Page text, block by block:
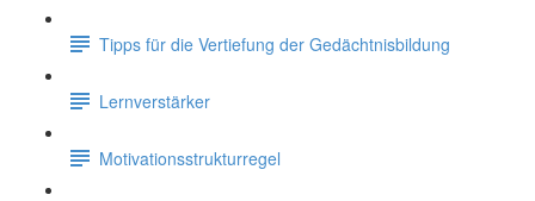
Tipps für die Vertiefung der Gedächtnisbildung
Lernverstärker
Motivationsstrukturregel